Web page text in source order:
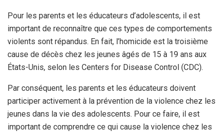
Pour les parents et les éducateurs d’adolescents, il est
important de reconnaître que ces types de comportements
violents sont répandus. En fait, l’homicide est la troisième
cause de décès chez les jeunes âgés de 15 à 19 ans aux
États-Unis, selon les Centers for Disease Control (CDC).
Par conséquent, les parents et les éducateurs doivent
participer activement à la prévention de la violence chez les
jeunes dans la vie des adolescents. Pour ce faire, il est
important de comprendre ce qui cause la violence chez les